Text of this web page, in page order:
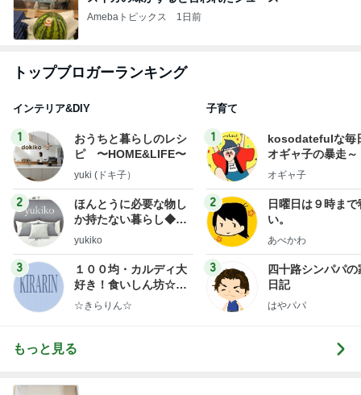
Amebaトピックス 1日前
トップブロガーランキング
インテリア&DIY
1
おうちと暮らしのレシ
ピ 〜HOME&LIFE〜
yuki (ドキ子）
2
ほんとうに必要な物し
か持たない暮らし◆Ke
ep Life Simple◆〜イ
yukiko
3
１００均・カルディ大
好き！食いしん坊☆き
らりん☆のブログ
☆きらりん☆
子育て
1
kosodatefulな毎
オギャ子の暴走～
オギャ子
2
日曜日は９時まで
い。
あべかわ
3
四十路シンパパの
日記
はやパパ
もっと見る